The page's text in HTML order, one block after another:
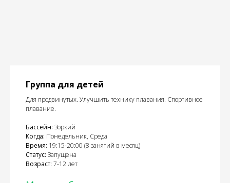
Группа для детей
Для продвинутых. Улучшить технику плавания. Спортивное
плавание.
Бассейн: Зоркий
Когда: Понедельник, Среда
Время: 19:15-20:00 (8 занятий в месяц)
Статус: Запущена
Возраст: 7-12 лет